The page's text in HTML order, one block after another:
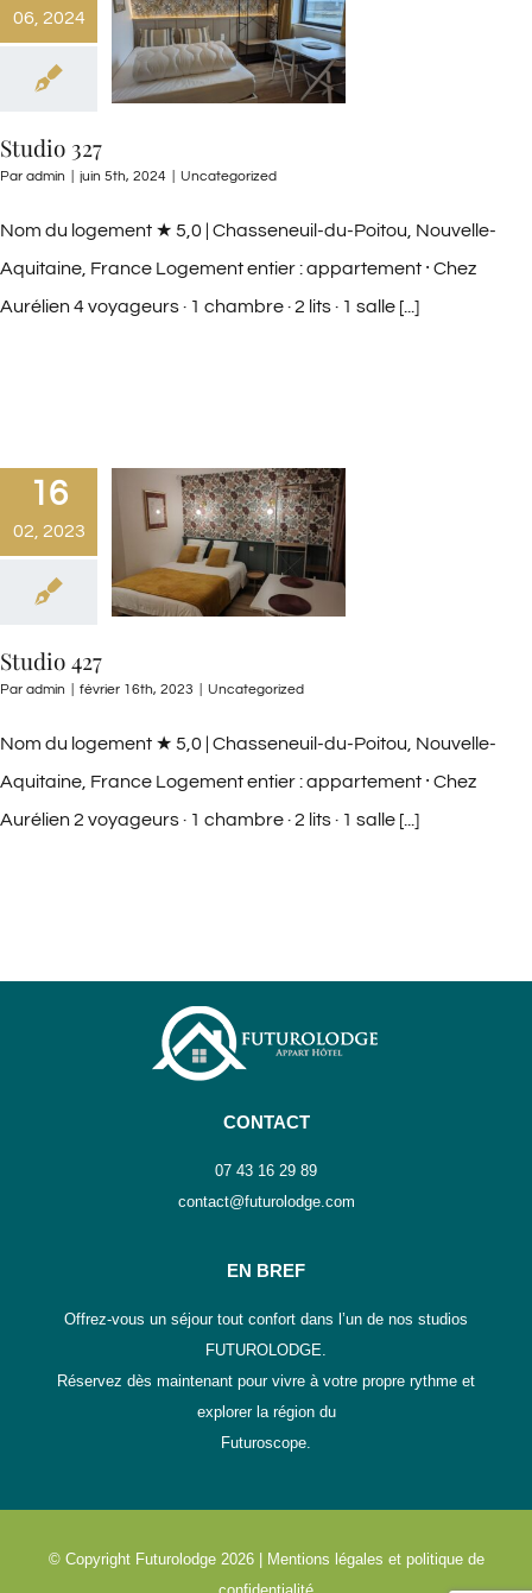
06, 2024
Studio 327
Par admin juin 5th, 2024 Uncategorized
Nom du logement ★ 5,0 | Chasseneuil-du-Poitou, Nouvelle-
Aquitaine, France Logement entier : appartement ⸱ Chez
Aurélien 4 voyageurs · 1 chambre · 2 lits · 1 salle [...]
16
02, 2023
Studio 427
Par admin février 16th, 2023 Uncategorized
Nom du logement ★ 5,0 | Chasseneuil-du-Poitou, Nouvelle-
Aquitaine, France Logement entier : appartement ⸱ Chez
Aurélien 2 voyageurs · 1 chambre · 2 lits · 1 salle [...]
CONTACT
07 43 16 29 89
contact@futurolodge.com
EN BREF
Offrez-vous un séjour tout confort dans l’un de nos studios
FUTUROLODGE.
Réservez dès maintenant pour vivre à votre propre rythme et
explorer la région du
Futuroscope.
© Copyright Futurolodge 2026 |
Mentions légales et politique de